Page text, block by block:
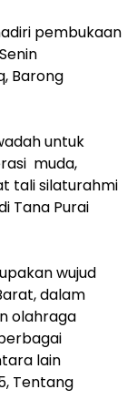
pembukaan
Barong
untuk
muda,
tali silaturahmi
Tana Purai
wujud
dalam
olahraga
lain
Tentang